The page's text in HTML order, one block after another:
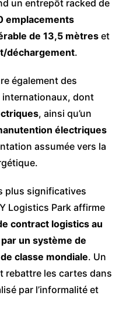
un entrepôt racked de
emplacements
de 13,5 mètreset
déchargement.
également des
dont
, ainsi qu’un
électriques
assumée vers la
plus significatives
Logistics Park affirme
contract logistics au
un système de
classe mondiale. Un
rebattre les cartes dans
par l’informalité et